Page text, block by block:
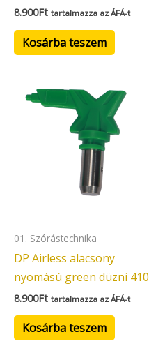
8.900Ft tartalmazza az ÁFÁ-t
Kosárba teszem
01. Szórástechnika
DP Airless alacsony
nyomású green düzni 410
8.900Ft tartalmazza az ÁFÁ-t
Kosárba teszem